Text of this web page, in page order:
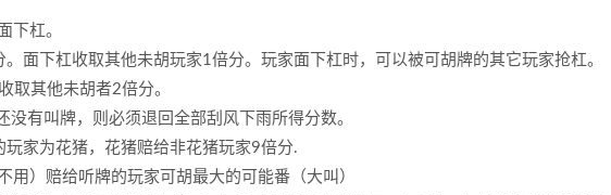
下杠。
面下杠收取其他未胡玩家1倍分。玩家面下杠时，可以被可胡牌的其它玩家抢杠。
取其他未胡者2倍分。
有叫牌，则必须退回全部刮风下雨所得分数。
家为花猪，花猪赔给非花猪玩家9倍分.
用）赔给听牌的玩家可胡最大的可能番（大叫）